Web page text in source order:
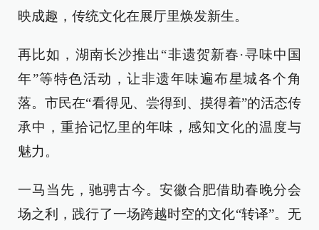
映成趣，传统文化在展厅里焕发新生。
再比如，湖南长沙推出“非遗贺新春·寻味中国
年”等特色活动，让非遗年味遍布星城各个角
落。市民在“看得见、尝得到、摸得着”的活态传
承中，重拾记忆里的年味，感知文化的温度与
魅力。
一马当先，驰骋古今。安徽合肥借助春晚分会
场之利，践行了一场跨越时空的文化“转译”。无